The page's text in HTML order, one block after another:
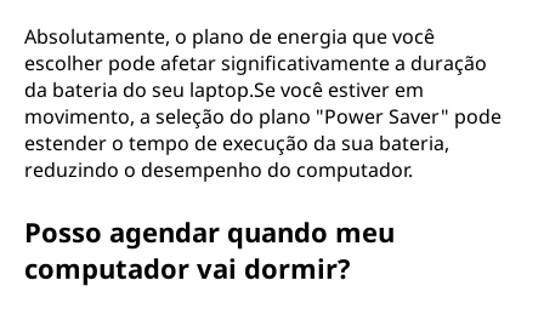
Absolutamente, o plano de energia que você
escolher pode afetar significativamente a duração
da bateria do seu laptop.Se você estiver em
movimento, a seleção do plano "Power Saver" pode
estender o tempo de execução da sua bateria,
reduzindo o desempenho do computador.
Posso agendar quando meu
computador vai dormir?